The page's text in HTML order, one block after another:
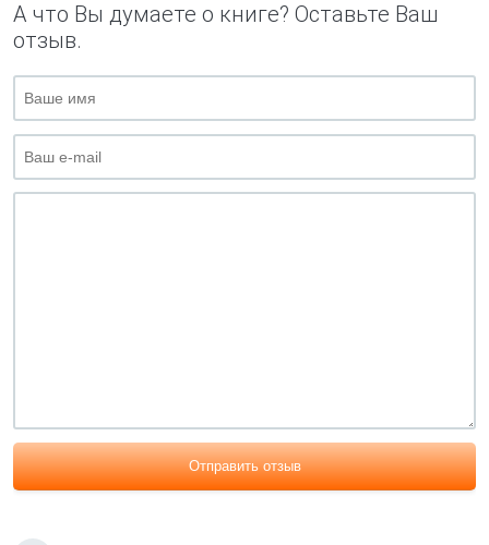
А что Вы думаете о книге? Оставьте Ваш
отзыв.
Отправить отзыв